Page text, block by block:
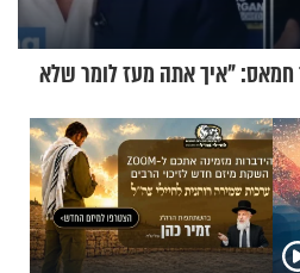
חמאס: "איך אתה מעז לומר שלא